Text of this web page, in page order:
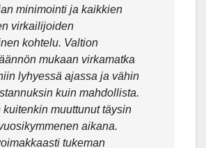
minimointi ja kaikkien
virkailijoiden
kohtelu. Valtion
mukaan virkamatka
lyhyessä ajassa ja vähin
kuin mahdollista.
kuitenkin muuttunut täysin
aikana.
tukeman